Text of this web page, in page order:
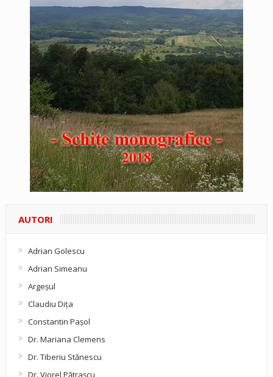
AUTORI
Adrian Golescu
Adrian Simeanu
Argeşul
Claudiu Diţa
Constantin Pașol
Dr. Mariana Clemens
Dr. Tiberiu Stănescu
Dr. Viorel Pătraşcu